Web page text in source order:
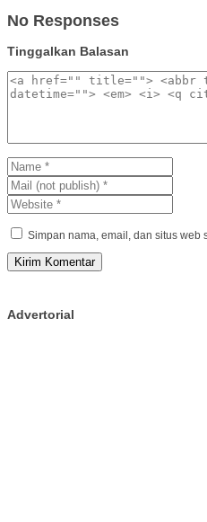
No Responses
Tinggalkan Balasan
Simpan nama, email, dan situs web
Advertorial